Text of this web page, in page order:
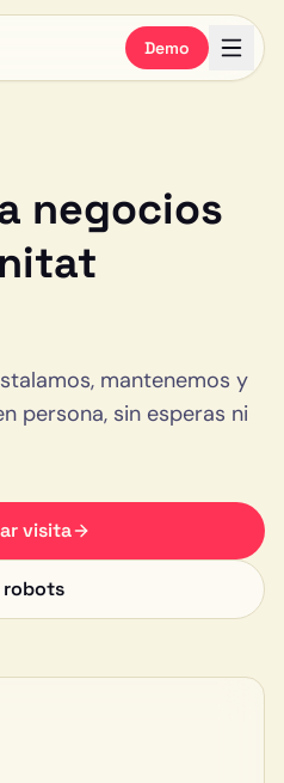
Demo
negocios
mantenemos y
persona, sin esperas ni
visita
robots